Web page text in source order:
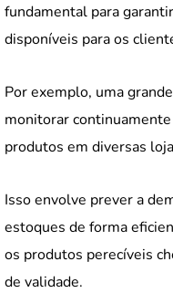
fundamental para
disponíveis para os
Por exemplo, uma
monitorar
produtos em diversas
Isso envolve prever a
estoques de forma
os produtos perecíveis
de validade.